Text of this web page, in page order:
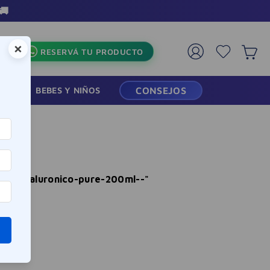
RESERVÁ TU PRODUCTO
BEBES Y NIÑOS CONSEJOS
hialuronico-pure-200ml--"
×